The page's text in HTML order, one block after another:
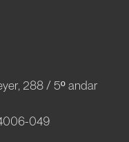
288 / 5º andar
049